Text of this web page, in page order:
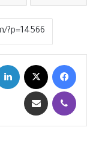
فيسبوك
ڤايبر مشاركة عبر البريد